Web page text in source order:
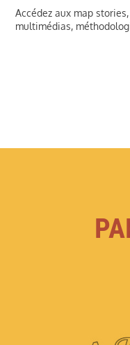
Accédez aux map
multimédias,